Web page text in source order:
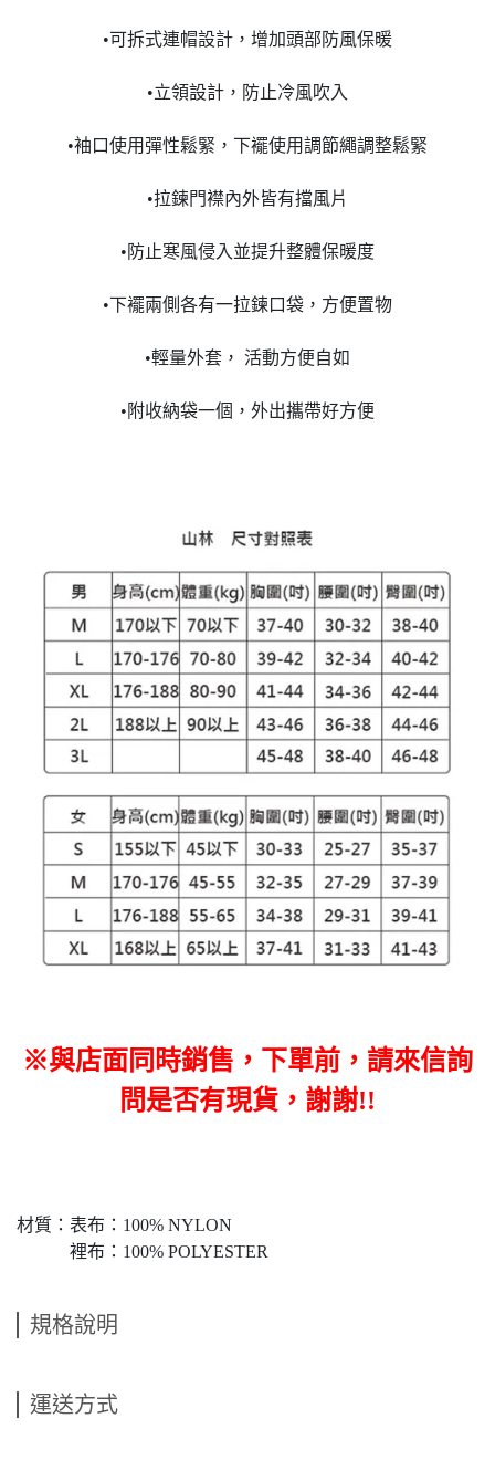
•可拆式連帽設計，增加頭部防風保暖
•立領設計，防止冷風吹入
•袖口使用彈性鬆緊，下襬使用調節繩調整鬆緊
•拉鍊門襟內外皆有擋風片
•防止寒風侵入並提升整體保暖度
•下襬兩側各有一拉鍊口袋，方便置物
•輕量外套， 活動方便自如
•附收納袋一個，外出攜帶好方便
※與店面同時銷售，下單前，請來信詢
問是否有現貨，謝謝!!
材質：表布：100% NYLON
裡布：100% POLYESTER
規格說明
運送方式